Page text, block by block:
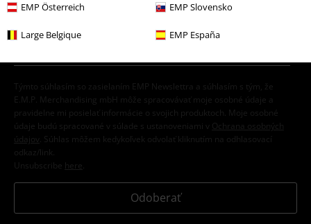
EMP Österreich EMP Slovensko
Large Belgique EMP España
teraz! Viac
Týmto súhlasím so zasielaním EMP Newslettra a súhlasím s tým, že
E.M.P. Merchandising mbH môže spracovávať moje osobné údaje a
pravidelne mi posielať informácie o svojich produktoch. Moje osobné
údaje budú spracované v súlade s ustanoveniami v
Ochrana osobných
údajov
. Súhlas môžem kedykoľvek odvolať kliknutím na odhlasovací
odkaz/link.
Unsubscribe here
Odoberať